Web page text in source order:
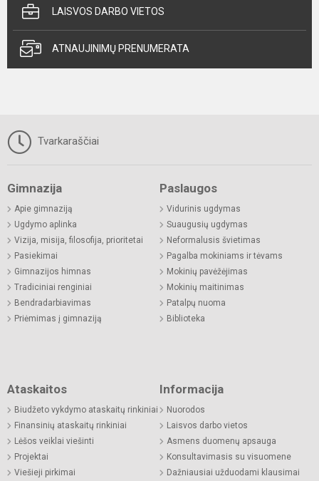
LAISVOS DARBO VIETOS
ATNAUJINIMŲ PRENUMERATA
Tvarkaraščiai
Gimnazija
Apie gimnaziją
Ugdymo aplinka
Vizija, misija, filosofija, prioritetai
Pasiekimai
Gimnazijos himnas
Tradiciniai renginiai
Bendradarbiavimas
Priėmimas į gimnaziją
Paslaugos
Vidurinis ugdymas
Suaugusių ugdymas
Neformalusis švietimas
Pagalba mokiniams ir tėvams
Mokinių pavėžėjimas
Mokinių maitinimas
Patalpų nuoma
Biblioteka
Ataskaitos
Biudžeto vykdymo ataskaitų rinkiniai
Finansinių ataskaitų rinkiniai
Lėšos veiklai viešinti
Projektai
Viešieji pirkimai
Informacija
Nuorodos
Laisvos darbo vietos
Asmens duomenų apsauga
Konsultavimasis su visuomene
Dažniausiai užduodami klausimai